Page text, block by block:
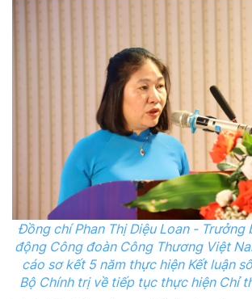
Đồng chí Phan Thị Diệu Loan - Trưởng
động Công đoàn Công Thương Việt
cáo sơ kết 5 năm thực hiện Kết luận
Bộ Chính trị về tiếp tục thực hiện Chỉ